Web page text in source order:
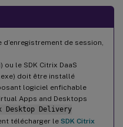
de session,
ou le SDK Citrix DaaS
doit être installé
logiciel enfichable
Apps and Desktops
Delivery
télécharger le SDK Citrix